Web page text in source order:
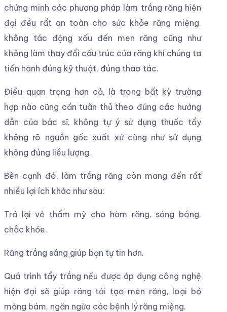
chứng minh các phương pháp làm trắng răng hiện
đại đều rất an toàn cho sức khỏe răng miệng,
không tác động xấu đến men răng cũng như
không làm thay đổi cấu trúc của răng khi chúng ta
tiến hành đúng kỹ thuật, đúng thao tác.
Điều quan trọng hơn cả, là trong bất kỳ trường
hợp nào cũng cần tuân thủ theo đúng các hướng
dẫn của bác sĩ, không tự ý sử dụng thuốc tẩy
không rõ nguồn gốc xuất xứ cũng như sử dụng
không đúng liều lượng.
Bên cạnh đó, làm trắng răng còn mang đến rất
nhiều lợi ích khác như sau:
Trả lại vẻ thẩm mỹ cho hàm răng, sáng bóng,
chắc khỏe.
Răng trắng sáng giúp bạn tự tin hơn.
Quá trình tẩy trắng nếu được áp dụng công nghệ
hiện đại sẽ giúp răng tái tạo men răng, loại bỏ
mảng bám, ngăn ngừa các bệnh lý răng miệng.